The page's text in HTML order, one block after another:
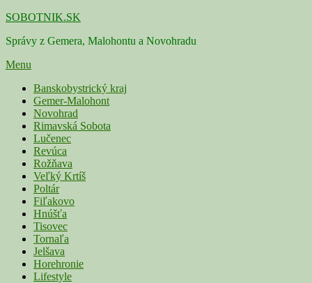
Skip
content
SOBOTNIK.SK
Správy z Gemera, Malohontu a Novohradu
Menu
Primárne
menu
Banskobystrický kraj
Gemer-Malohont
Novohrad
Rimavská Sobota
Lučenec
Revúca
Rožňava
Veľký Krtíš
Poltár
Fiľakovo
Hnúšťa
Tisovec
Tornaľa
Jelšava
Horehronie
Lifestyle